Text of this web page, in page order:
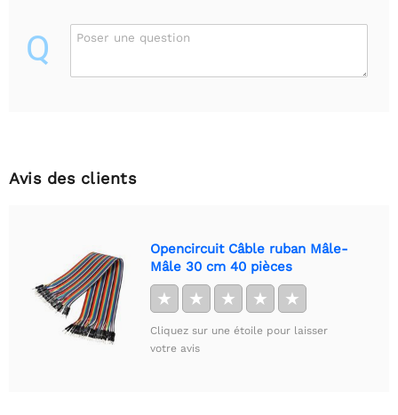
Q Poser une question
Avis des clients
Opencircuit Câble ruban Mâle-
Mâle 30 cm 40 pièces
★ ★ ★ ★ ★
Cliquez sur une étoile pour laisser
votre avis